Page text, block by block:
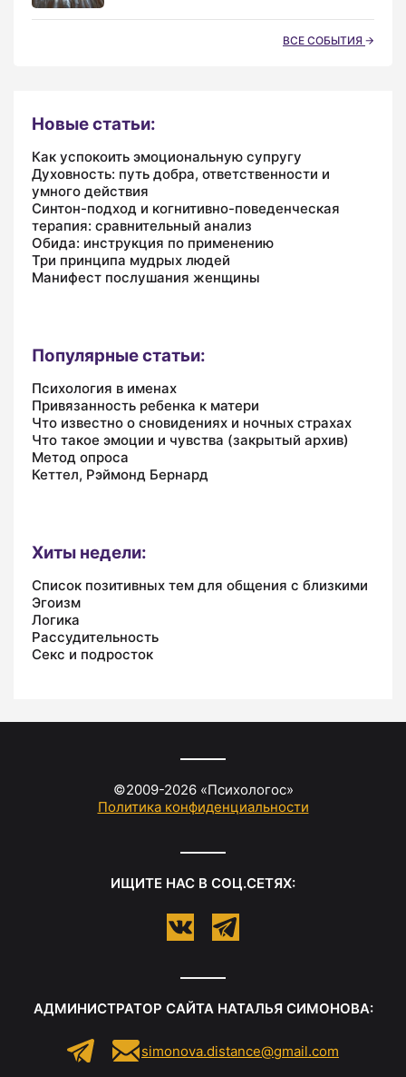
ВСЕ СОБЫТИЯ
Новые статьи:
Как успокоить эмоциональную супругу
Духовность: путь добра, ответственности и
умного действия
Синтон-подход и когнитивно-поведенческая
терапия: сравнительный анализ
Обида: инструкция по применению
Три принципа мудрых людей
Манифест послушания женщины
Популярные статьи:
Психология в именах
Привязанность ребенка к матери
Что известно о сновидениях и ночных страхах
Что такое эмоции и чувства (закрытый архив)
Метод опроса
Кеттел, Рэймонд Бернард
Хиты недели:
Список позитивных тем для общения с близкими
Эгоизм
Логика
Рассудительность
Секс и подросток
©2009-2026«Психологос»
Политика конфиденциальности
ИЩИТЕ НАС В СОЦ.СЕТЯХ:
АДМИНИСТРАТОР САЙТА НАТАЛЬЯ СИМОНОВА:
simonova.distance@gmail.com